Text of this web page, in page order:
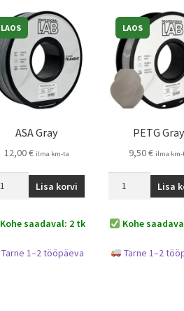
LAOS
ASA Gray
12,00€ ilma km-ta
Lisa korvi
Kohe saadaval: 2 tk
Tarne 1–2 tööpäeva
LAOS
PETG Gray
9,50€ ilma km-
Lisa
Kohe
Tarne 1–2